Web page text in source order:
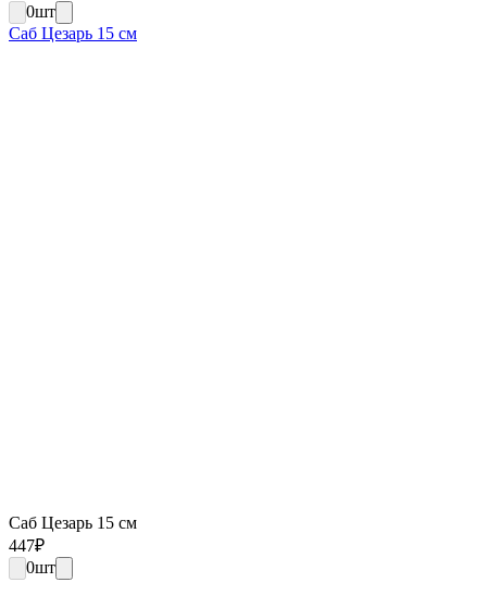
0шт
Саб Цезарь 15 см
Саб Цезарь 15 см
447₽
0шт